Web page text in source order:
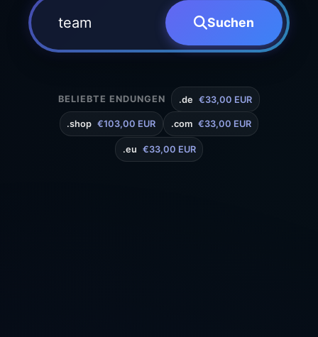
Suchen
BELIEBTE ENDUNGEN .de €33,00 EUR
.shop €103,00 EUR .com €33,00 EUR
.eu €33,00 EUR